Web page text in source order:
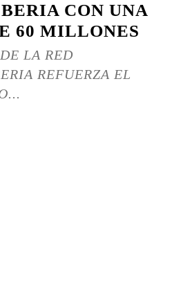
CON UNA
60 MILLONES
LA RED
REFUERZA EL